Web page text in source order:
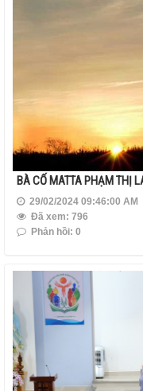
BÀ CỐ MATTA PHẠM THỊ
29/02/2024 09:46:00 AM
Đã xem: 796
Phản hồi: 0